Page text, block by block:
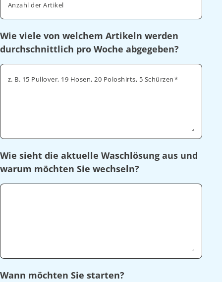
Anzahl der Artikel
Wie viele von welchem Artikeln werden
durchschnittlich pro Woche abgegeben?
z. B. 15 Pullover, 19 Hosen, 20 Poloshirts, 5 Schürzen
Wie sieht die aktuelle Waschlösung aus und
warum möchten Sie wechseln?
Wann möchten Sie starten?